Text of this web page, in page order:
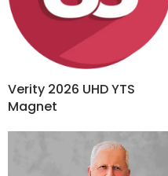
Verity 2026 UHD YTS
Magnet